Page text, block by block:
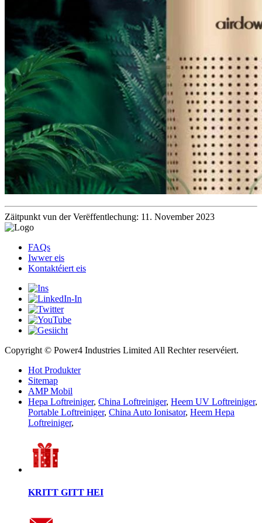
Zäitpunkt vun der Verëffentlechung: 11. November 2023
FAQs
Iwwer eis
Kontaktéiert eis
Copyright © Power4 Industries Limited All Rechter reservéiert.
Hot Produkter
Sitemap
AMP Mobil
Hepa Loftreiniger, China Loftreiniger, Heem UV Loftreiniger,
Portable Loftreiniger, China Auto Ionisator, Heem Hepa
Loftreiniger,
KRITT GITT HEI